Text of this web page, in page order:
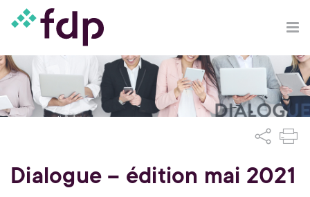
Dialogue – édition mai 2021